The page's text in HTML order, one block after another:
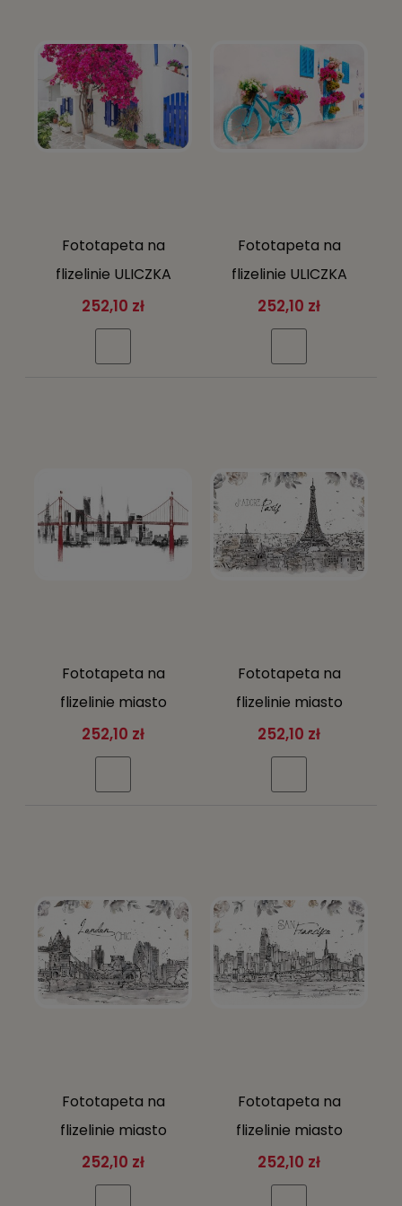
Szerokość:368 cm
Gramatura:130 g/m²
Liczba elementów:
Wysokość:254 cm
Orientacja:
pozioma
Fototapeta na
flizelinie ULICZKA
greckie miasto
kwiaty ŻYWE KOLORY
+ KLEJ
252,10 zł
Fototapeta na
flizelinie ULICZKA
greckie miasto
kwiaty ŻYWE KOLORY
+ KLEJ
252,10 zł
Fototapeta na
flizelinie miasto
budynki mosty
WIDOK MIASTA +
KLEJ GRATIS
252,10 zł
Fototapeta na
flizelinie miasto
budynki mosty
WIDOK MIASTA +
KLEJ GRATIS
252,10 zł
Fototapeta na
flizelinie miasto
budynki mosty
WIDOK MIASTA +
252,10 zł
Fototapeta na
flizelinie miasto
budynki mosty
WIDOK MIASTA +
252,10 zł